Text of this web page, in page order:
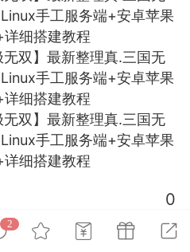
梨
2
0
用户才可以进行下载